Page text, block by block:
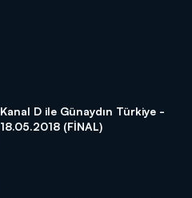
Kanal D ile Günaydın Türkiye -
18.05.2018 (FİNAL)